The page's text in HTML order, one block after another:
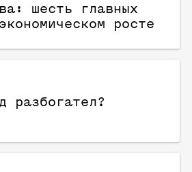
шесть главных
росте
разбогател?